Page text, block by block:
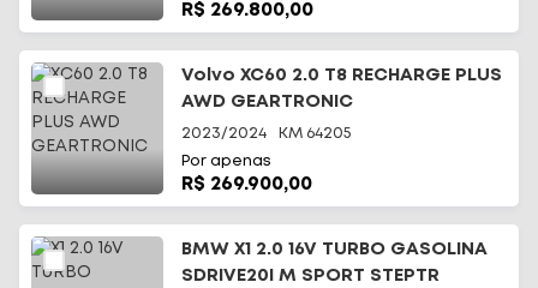
R$ 269.800,00
Volvo XC60 2.0 T8 RECHARGE PLUS
AWD GEARTRONIC
2023/2024 KM 64205
Por apenas
R$ 269.900,00
BMW X1 2.0 16V TURBO GASOLINA
SDRIVE20I M SPORT STEPTR